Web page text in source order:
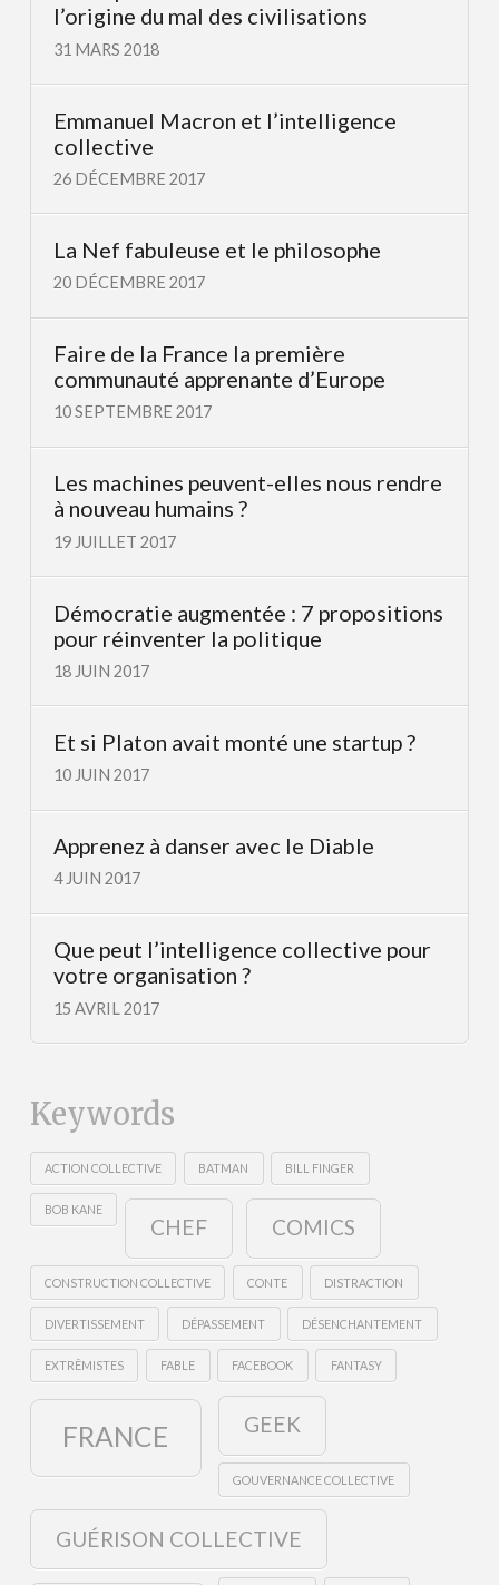
l’origine du mal des civilisations
31 MARS 2018
Emmanuel Macron et l’intelligence
collective
26 DÉCEMBRE 2017
La Nef fabuleuse et le philosophe
20 DÉCEMBRE 2017
Faire de la France la première
communauté apprenante d’Europe
10 SEPTEMBRE 2017
Les machines peuvent-elles nous rendre
à nouveau humains ?
19 JUILLET 2017
Démocratie augmentée : 7 propositions
pour réinventer la politique
18 JUIN 2017
Et si Platon avait monté une startup ?
10 JUIN 2017
Apprenez à danser avec le Diable
4 JUIN 2017
Que peut l’intelligence collective pour
votre organisation ?
15 AVRIL 2017
Keywords
ACTION COLLECTIVE BATMAN BILL FINGER
BOB KANE
CHEF COMICS
CONSTRUCTION COLLECTIVE CONTE DISTRACTION
DIVERTISSEMENT DÉPASSEMENT DÉSENCHANTEMENT
EXTRÊMISTES FABLE FACEBOOK FANTASY
FRANCE GEEK
GOUVERNANCE COLLECTIVE
GUÉRISON COLLECTIVE